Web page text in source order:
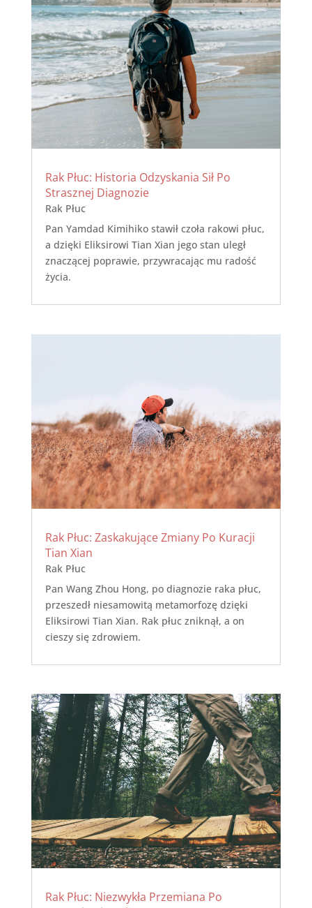
Rak Płuc: Historia Odzyskania Sił Po
Strasznej Diagnozie
Rak Płuc
Pan Yamdad Kimihiko stawił czoła rakowi płuc,
a dzięki Eliksirowi Tian Xian jego stan uległ
znaczącej poprawie, przywracając mu radość
życia.
Rak Płuc: Zaskakujące Zmiany Po Kuracji
Tian Xian
Rak Płuc
Pan Wang Zhou Hong, po diagnozie raka płuc,
przeszedł niesamowitą metamorfozę dzięki
Eliksirowi Tian Xian. Rak płuc zniknął, a on
cieszy się zdrowiem.
Rak Płuc: Niezwykła Przemiana Po